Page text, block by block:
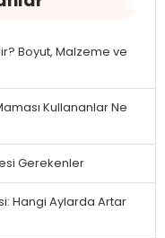
Boyut, Malzeme ve
Kullananlar Ne
Gerekenler
Hangi Aylarda Artar